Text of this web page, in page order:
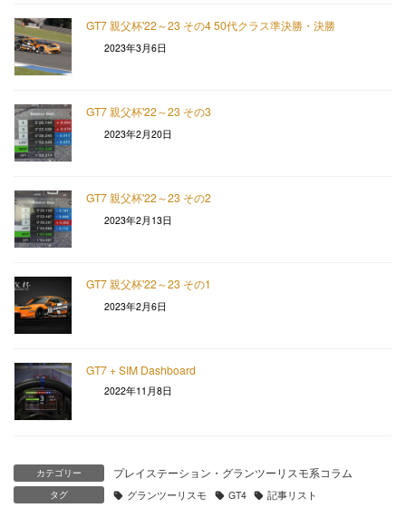
GT7 親父杯'22～23 その4 50代クラス準決勝・決勝
2023年3月6日
GT7 親父杯'22～23 その3
2023年2月20日
GT7 親父杯'22～23 その2
2023年2月13日
GT7 親父杯'22～23 その1
2023年2月6日
GT7 + SIM Dashboard
2022年11月8日
カテゴリー プレイステーション・グランツーリスモ系コラム
タグ グランツーリスモ GT4 記事リスト